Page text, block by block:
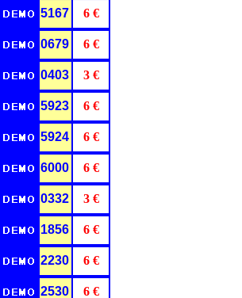
5167 6 €
0679 6 €
0403 3 €
5923 6 €
5924 6 €
6000 6 €
0332 3 €
1856 6 €
2230 6 €
2530 6 €